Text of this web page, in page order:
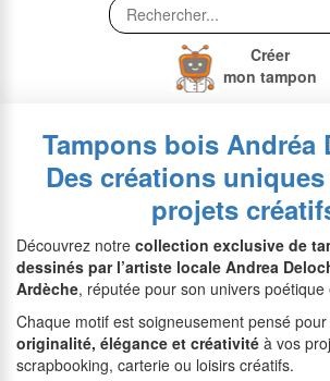
Créer
mon tampon
Tampons bois Andréa
Des créations
projets
Découvrez notre collection exclusive de
dessinés par l’artiste locale Andrea
Ardèche, réputée pour son univers poétique
Chaque motif est soigneusement pensé
originalité, élégance et créativité à vos
scrapbooking, carterie ou loisirs créatifs.